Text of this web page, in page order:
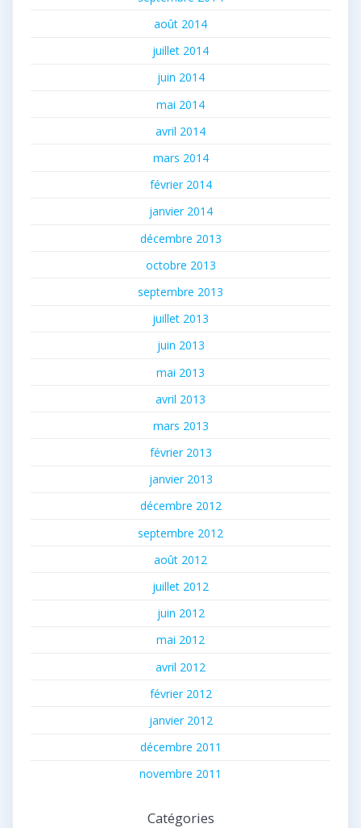
août 2014
juillet 2014
juin 2014
mai 2014
avril 2014
mars 2014
février 2014
janvier 2014
décembre 2013
octobre 2013
septembre 2013
juillet 2013
juin 2013
mai 2013
avril 2013
mars 2013
février 2013
janvier 2013
décembre 2012
septembre 2012
août 2012
juillet 2012
juin 2012
mai 2012
avril 2012
février 2012
janvier 2012
décembre 2011
novembre 2011
Catégories